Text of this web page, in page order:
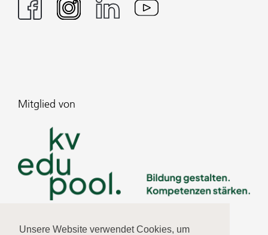
Unsere Website verwendet Cookies, um
Mitglied von